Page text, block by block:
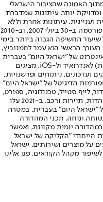
האמונה שהציבור הישראלי
ומדויקת יותר. עיתונות שמדברת
ועניינית. עיתונות אחרת וללא
תשלום. המהדורה המודפסת הראשונה פורסמה ב-30 ביולי 2007, וב-2010
שיעור החשיפה הגבוה ביותר בימי
העורך הראשי הוא עמר לחמנוביץ,
של "ישראל היום" בעברית
ובאנגלית, כמו כן היישומונים (אפליקציות) לאנדרואיד ול-iOS, מציגים
ועדכונים, ניתוחים ופרשנויות,
הדיגיטל של "ישראל היום"
לייף סטייל, טכנולוגיה, ספורט,
כלכלה וצרכנות, בריאות, חיילים, אוכל, יהדות, תיירות ורכב. ב-2021 עלו
"ישראל היום" בעברית, במטרה
ונוחה. תכני המהדורה
יומית מקוונת, ואפשר
הייחודי "הקליקה של ישראל
על מוצרים ושירותים. ישראל
מקהל הקוראים. פנו אלינו